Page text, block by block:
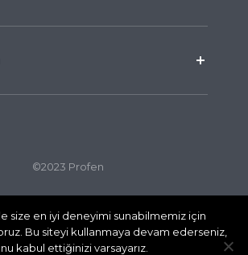
©2023 Profen
Politikası
Çerez Politikası
KVKK
size en iyi deneyimi sunabilmemiz için
Bu siteyi kullanmaya devam ederseniz,
kabul ettiğinizi varsayarız.